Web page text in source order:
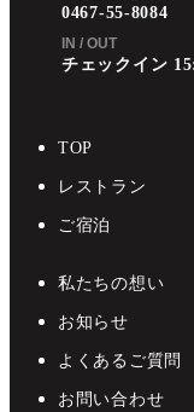
0467-55-8084
IN / OUT
チェックイン
TOP
レストラン
ご宿泊
私たちの想い
お知らせ
よくあるご質問
お問い合わせ